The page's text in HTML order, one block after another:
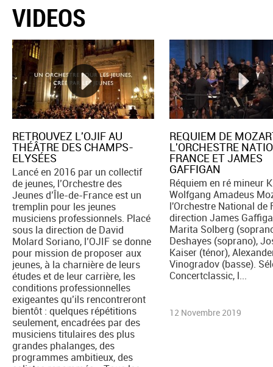
VIDEOS
RETROUVEZ L'OJIF AU
THÉÂTRE DES CHAMPS-
ELYSÉES
Lancé en 2016 par un collectif
de jeunes, l’Orchestre des
Jeunes d’Île-de-France est un
tremplin pour les jeunes
musiciens professionnels. Placé
sous la direction de David
Molard Soriano, l’OJIF se donne
pour mission de proposer aux
jeunes, à la charnière de leurs
études et de leur carrière, les
conditions professionnelles
exigeantes qu’ils rencontreront
bientôt : quelques répétitions
seulement, encadrées par des
musiciens titulaires des plus
grandes phalanges, des
programmes ambitieux, des
REQUIEM DE
L'ORCHESTRE
FRANCE ET JAMES
GAFFIGAN
Réquiem en ré mineur
Wolfgang Amadeus
l'Orchestre National de
direction James
Marita Solberg
Deshayes (soprano),
Kaiser (ténor),
Vinogradov (basse).
Concertclassic, l...
12 Novembre 2019